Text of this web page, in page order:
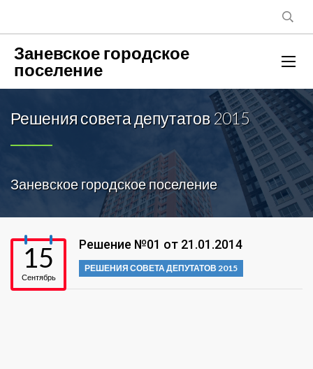
Заневское городское
поселение
Решения совета депутатов 2015
Заневское городское поселение
15
Сентябрь
Решение №01 от 21.01.2014
РЕШЕНИЯ СОВЕТА ДЕПУТАТОВ 2015